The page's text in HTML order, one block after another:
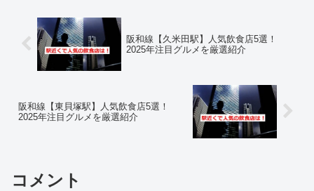
阪和線【久米田駅】人気飲食店5選！
2025年注目グルメを厳選紹介
阪和線【東貝塚駅】人気飲食店5選！
2025年注目グルメを厳選紹介
コメント